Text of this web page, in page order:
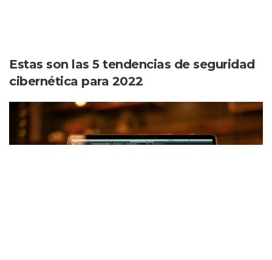
Estas son las 5 tendencias de seguridad
cibernética para 2022